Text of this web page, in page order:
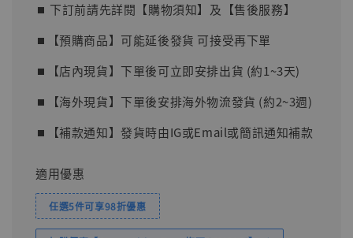
⏹︎ 下訂前請先詳閱【購物須知】及【售後服務】
⏹︎【預購商品】可能延後發貨 可接受再下單
⏹︎【店內現貨】下單後可立即安排出貨 (約1~3天)
⏹︎【海外現貨】下單後安排海外物流發貨 (約2~3週)
⏹︎【補款通知】發貨時由IG或Email或簡訊通知補款
適用優惠
任選5件可享98折優惠